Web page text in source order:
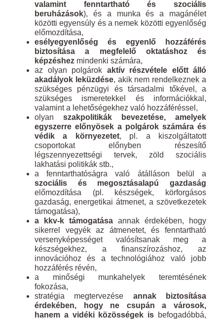
valamint fenntartható és szociális
beruházások), és a munka és a magánélet
közötti egyensúly és a nemek közötti egyenlőség
előmozdítása,
esélyegyenlőség és egyenlő hozzáférés
biztosítása a megfelelő oktatáshoz és
képzéshez mindenki számára,
az olyan polgárok aktív részvétele előtt álló
akadályok leküzdése, akik nem rendelkeznek a
szükséges pénzügyi és társadalmi tőkével, a
szükséges ismeretekkel és információkkal,
valamint a lehetőségekhez való hozzáféréssel,
olyan szakpolitikák bevezetése, amelyek
egyszerre előnyösek a polgárok számára és
védik a környezetet, pl. a kiszolgáltatott
csoportokat előnyben részesítő
légszennyezettségi tervek, zöld szociális
lakhatási politikák stb.,
a fenntarthatóságra való átálláson belül a
szociális és megosztásalapú gazdaság
előmozdítása (pl. készségek, körforgásos
gazdaság, energetikai átmenet, a szövetkezetek
támogatása),
a kkv-k támogatása annak érdekében, hogy
sikerrel vegyék az átmenetet, és fenntartható
versenyképességet valósítsanak meg a
készségekhez, a finanszírozáshoz, az
innovációhoz és a technológiához való jobb
hozzáférés révén,
a minőségi munkahelyek teremtésének
fokozása,
stratégia megtervezése annak biztosítása
érdekében, hogy ne csupán a városok,
hanem a vidéki közösségek is befogadóbbá,